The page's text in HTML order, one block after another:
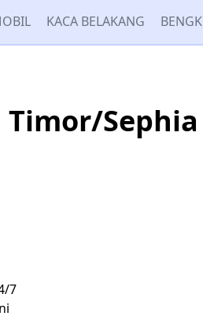
KACA BELAKANG
Sephia
7